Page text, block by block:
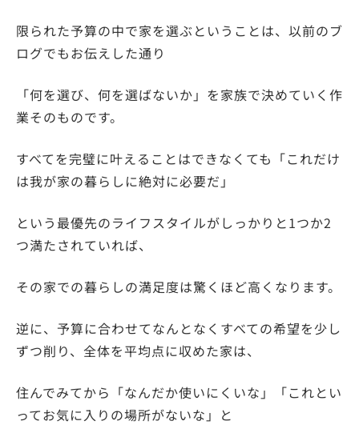
限られた予算の中で家を選ぶということは、以前のブ
ログでもお伝えした通り
「何を選び、何を選ばないか」を家族で決めていく作
業そのものです。
すべてを完璧に叶えることはできなくても「これだけ
は我が家の暮らしに絶対に必要だ」
という最優先のライフスタイルがしっかりと1つか2
つ満たされていれば、
その家での暮らしの満足度は驚くほど高くなります。
逆に、予算に合わせてなんとなくすべての希望を少し
ずつ削り、全体を平均点に収めた家は、
住んでみてから「なんだか使いにくいな」「これとい
ってお気に入りの場所がないな」と